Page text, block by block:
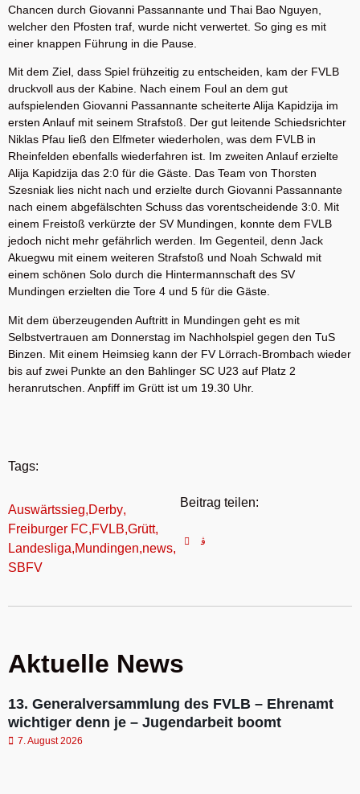
Chancen durch Giovanni Passannante und Thai Bao Nguyen,
welcher den Pfosten traf, wurde nicht verwertet. So ging es mit
einer knappen Führung in die Pause.
Mit dem Ziel, dass Spiel frühzeitig zu entscheiden, kam der FVLB
druckvoll aus der Kabine. Nach einem Foul an dem gut
aufspielenden Giovanni Passannante scheiterte Alija Kapidzija im
ersten Anlauf mit seinem Strafstoß. Der gut leitende Schiedsrichter
Niklas Pfau ließ den Elfmeter wiederholen, was dem FVLB in
Rheinfelden ebenfalls wiederfahren ist. Im zweiten Anlauf erzielte
Alija Kapidzija das 2:0 für die Gäste. Das Team von Thorsten
Szesniak lies nicht nach und erzielte durch Giovanni Passannante
nach einem abgefälschten Schuss das vorentscheidende 3:0. Mit
einem Freistoß verkürzte der SV Mundingen, konnte dem FVLB
jedoch nicht mehr gefährlich werden. Im Gegenteil, denn Jack
Akuegwu mit einem weiteren Strafstoß und Noah Schwald mit
einem schönen Solo durch die Hintermannschaft des SV
Mundingen erzielten die Tore 4 und 5 für die Gäste.
Mit dem überzeugenden Auftritt in Mundingen geht es mit
Selbstvertrauen am Donnerstag im Nachholspiel gegen den TuS
Binzen. Mit einem Heimsieg kann der FV Lörrach-Brombach wieder
bis auf zwei Punkte an den Bahlinger SC U23 auf Platz 2
heranrutschen. Anpfiff im Grütt ist um 19.30 Uhr.
Tags:
Auswärtssieg,Derby,
Freiburger FC,FVLB,Grütt,
Landesliga,Mundingen,news,
SBFV
Beitrag teilen:
Aktuelle News
13. Generalversammlung des FVLB – Ehrenamt
wichtiger denn je – Jugendarbeit boomt
7. August 2026